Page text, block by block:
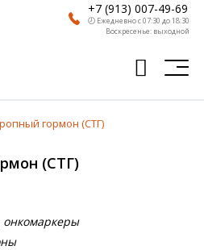
+7 (913) 007-49-69
🕗 Ежедневно с 07:30 до 18:30
Воскресенье: выходной
гормон (СТГ)
(СТГ)
онкомаркеры